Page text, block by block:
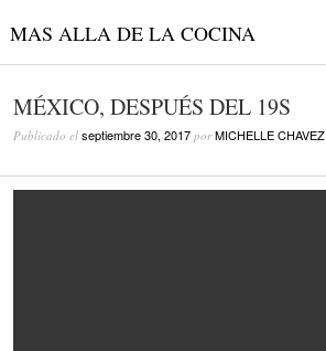
MAS ALLA DE LA COCINA
MÉXICO, DESPUÉS DEL 19S
Publicado el septiembre 30, 2017 porMICHELLE CHAVEZ